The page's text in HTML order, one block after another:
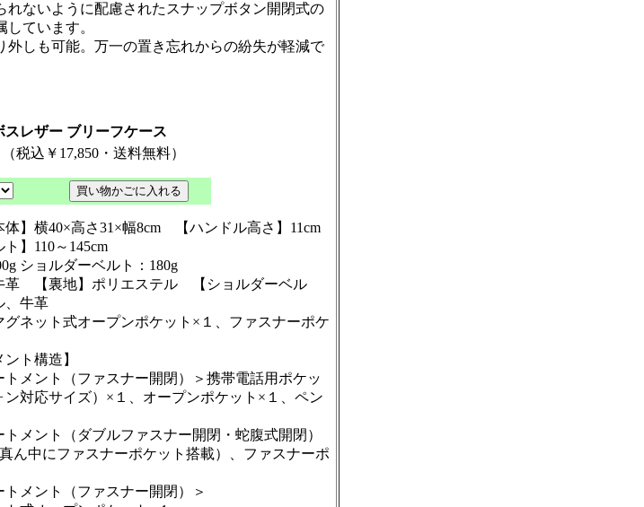
れないように配慮されたスナップボタン開閉式の
ています。
外しも可能。万一の置き忘れからの紛失が軽減で
レザー ブリーフケース
（税込￥17,850・送料無料）
体】横40×高さ31×幅8cm 【ハンドル高さ】11cm
ト】110～145cm
ショルダーベルト：180g
革 【裏地】ポリエステル 【ショルダーベル
、牛革
グネット式オープンポケット×１、ファスナーポケ
ト構造】
トメント（ファスナー開閉）＞携帯電話用ポケッ
ン対応サイズ）×１、オープンポケット×１、ペン
トメント（ダブルファスナー開閉・蛇腹式開閉）
ん中にファスナーポケット搭載）、ファスナーポ
トメント（ファスナー開閉）＞